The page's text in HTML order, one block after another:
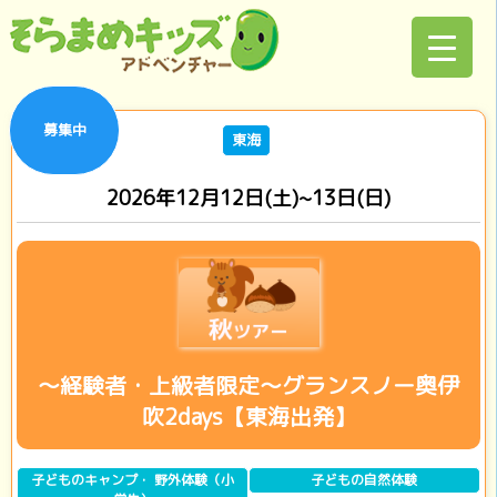
募集中 東海
2026年12月12日(土)~13日(日)
～経験者・上級者限定～グランスノー奥伊
吹2days【東海出発】
子どものキャンプ・ 野外体験（小
子どもの自然体験